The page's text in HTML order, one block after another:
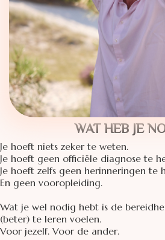
WAT HEB JE
Je hoeft niets zeker te weten.
Je hoeft geen officiële diagnose te
Je hoeft zelfs geen herinneringen te
En geen vooropleiding.
Wat je wel nodig hebt is de
(beter) te leren voelen.
Voor jezelf. Voor de ander.